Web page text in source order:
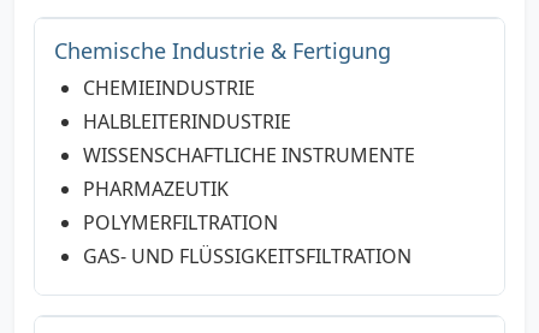
Chemische Industrie & Fertigung
CHEMIEINDUSTRIE
HALBLEITERINDUSTRIE
WISSENSCHAFTLICHE INSTRUMENTE
PHARMAZEUTIK
POLYMERFILTRATION
GAS- UND FLÜSSIGKEITSFILTRATION